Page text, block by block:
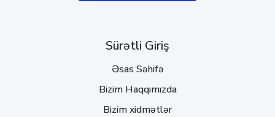
Sürətli Giriş
Əsas Səhifə
Bizim Haqqımızda
Bizim xidmətlər